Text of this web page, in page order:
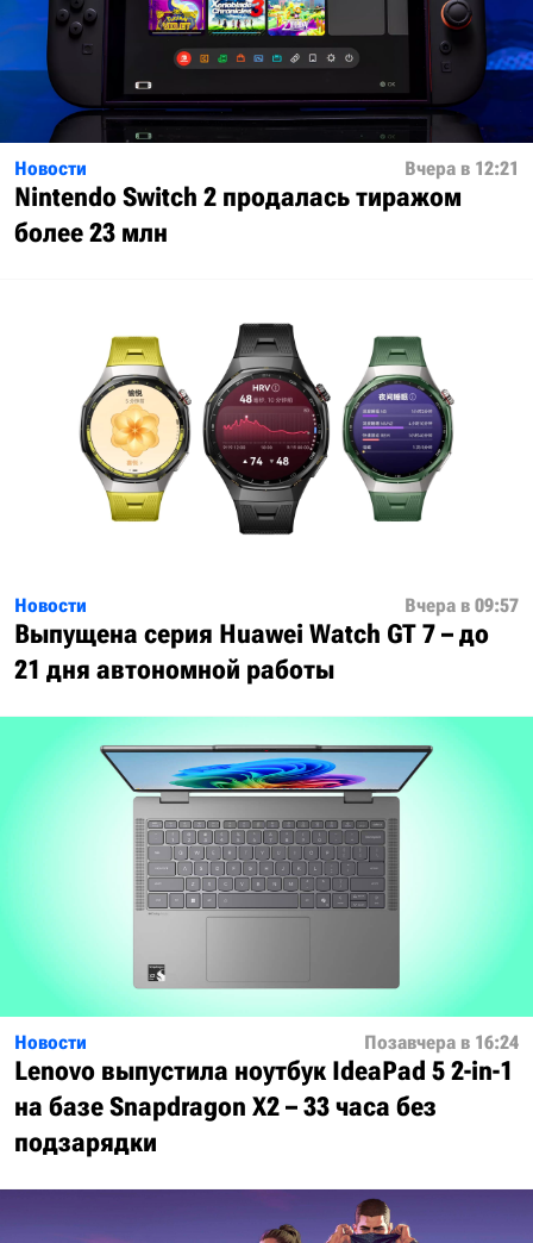
Новости Вчера в 12:21
Nintendo Switch 2 продалась тиражом
более 23 млн
Новости Вчера в 09:57
Выпущена серия Huawei Watch GT 7 – до
21 дня автономной работы
Новости Позавчера в 16:24
Lenovo выпустила ноутбук IdeaPad 5 2-in-1
на базе Snapdragon X2 – 33 часа без
подзарядки